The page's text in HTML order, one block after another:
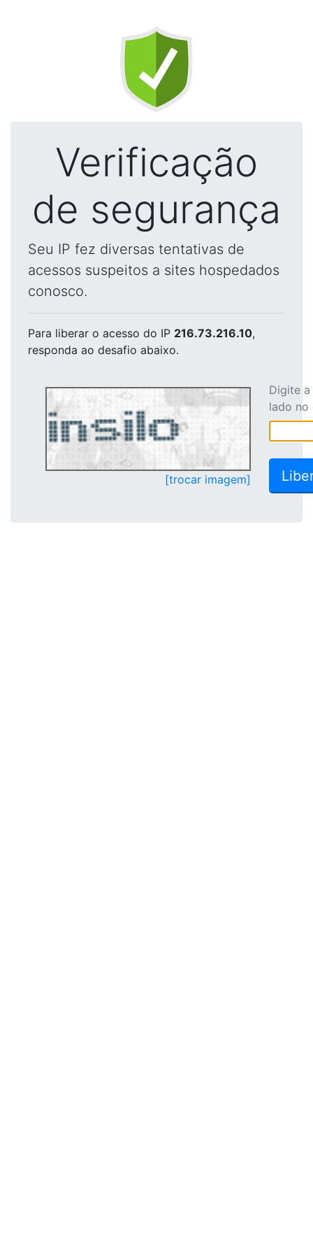
Verificação
de segurança
Seu IP fez diversas tentativas de
acessos suspeitos a sites hospedados
conosco.
Para liberar o acesso do IP 216.73.216.10,
responda ao desafio abaixo.
[trocar imagem]
Digite
lado no